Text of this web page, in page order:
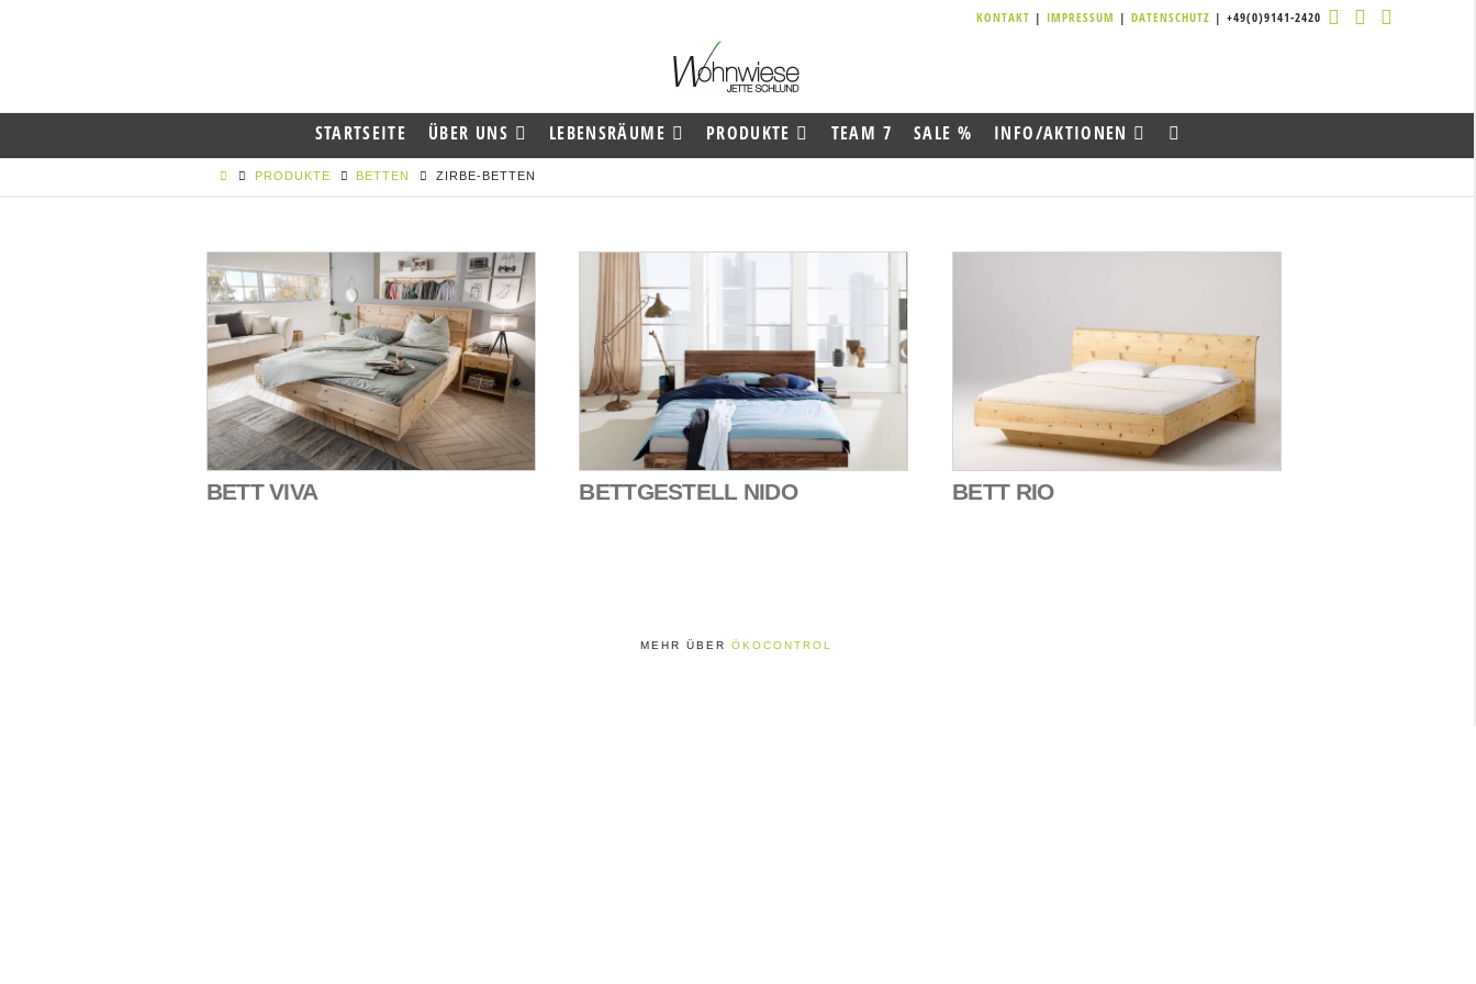
KONTAKT | IMPRESSUM | DATENSCHUTZ | +49(0)9141-2420
STARTSEITE ÜBER UNS LEBENSRÄUME PRODUKTE TEAM 7 SALE % INFO/AKTIONEN
PRODUKTE BETTEN ZIRBE-BETTEN
BETT VIVA BETTGESTELL NIDO BETT RIO
MEHR ÜBERÖKOCONTROL